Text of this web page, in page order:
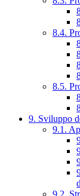
8.4.
8.5.
9. Sviluppo
9.1.
9.2.